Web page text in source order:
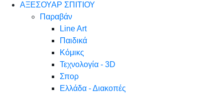
ΑΞΕΣΟΥΑΡ ΣΠΙΤΙΟΥ
Παραβάν
Line Art
Παιδικά
Κόμικς
Τεχνολογία - 3D
Σπορ
Ελλάδα - Διακοπές